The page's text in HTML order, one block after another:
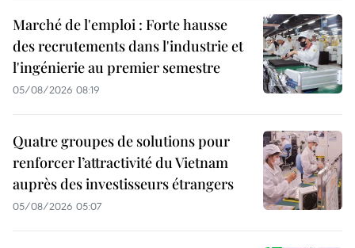
Marché de l'emploi : Forte hausse
des recrutements dans l'industrie et
l'ingénierie au premier semestre
05/08/2026 08:19
Quatre groupes de solutions pour
renforcer l’attractivité du Vietnam
auprès des investisseurs étrangers
05/08/2026 05:07